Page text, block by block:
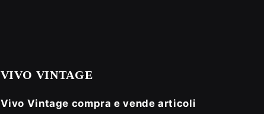
VIVO VINTAGE
Vivo Vintage compra e vende articoli